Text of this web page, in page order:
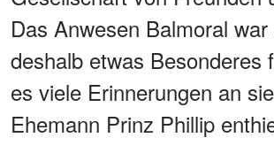
Das Anwesen Balmoral war
deshalb etwas Besonderes
es viele Erinnerungen an
Ehemann Prinz Phillip